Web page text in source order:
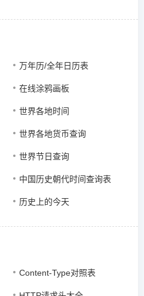
万年历/全年日历表
在线涂鸦画板
世界各地时间
世界各地货币查询
世界节日查询
中国历史朝代时间查询表
历史上的今天
Content-Type对照表